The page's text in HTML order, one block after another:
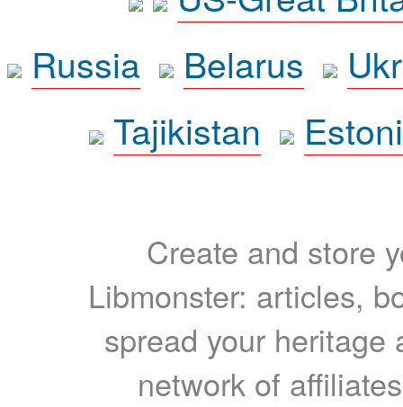
Russia
Belarus
Tajikistan
Create and store
Libmonster: articles,
spread your heritage
network of